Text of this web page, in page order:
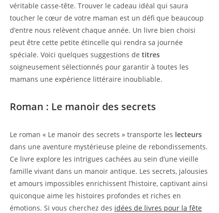
véritable casse-tête. Trouver le cadeau idéal qui saura
toucher le cœur de votre maman est un défi que beaucoup
d’entre nous relèvent chaque année. Un livre bien choisi
peut être cette petite étincelle qui rendra sa journée
spéciale. Voici quelques suggestions de titres
soigneusement sélectionnés pour garantir à toutes les
mamans une expérience littéraire inoubliable.
Roman : Le manoir des secrets
Le roman « Le manoir des secrets » transporte les lecteurs
dans une aventure mystérieuse pleine de rebondissements.
Ce livre explore les intrigues cachées au sein d’une vieille
famille vivant dans un manoir antique. Les secrets, jalousies
et amours impossibles enrichissent l’histoire, captivant ainsi
quiconque aime les histoires profondes et riches en
émotions. Si vous cherchez des idées de livres pour la fête